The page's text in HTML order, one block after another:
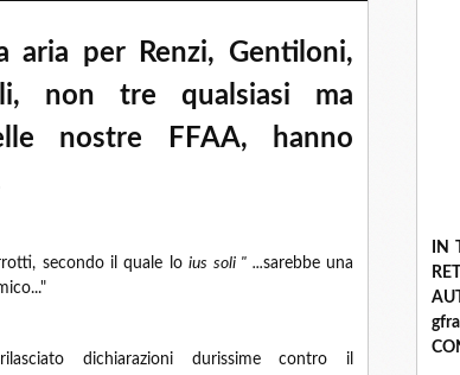
aria per Renzi, Gentiloni,
non tre qualsiasi ma
nostre FFAA, hanno
secondo il quale loius soli " ...sarebbe una
dichiarazioni durissime contro il
IN